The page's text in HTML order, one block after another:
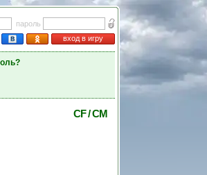
пароль
вход в игру
CF / CM